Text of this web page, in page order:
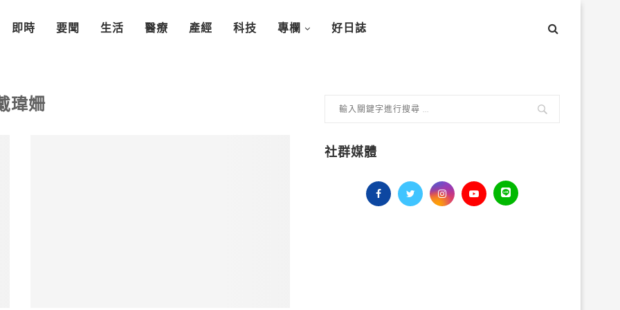
即時 要聞 生活 醫療 產經 科技 專欄 好日誌
瑋姍
社群媒體